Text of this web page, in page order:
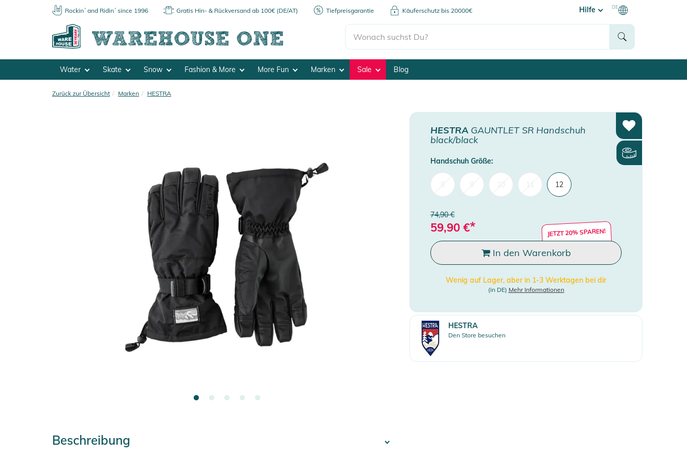
Rockin´ and Ridin´ since 1996 Gratis Hin- & Rückversand ab 100€ (DE/AT) Tiefpreisgarantie Käuferschutz bis 20000€ Hilfe DE
Water Skate Snow Fashion & More More Fun Marken Sale Blog
Zurück zur Übersicht Marken HESTRA
HESTRA GAUNTLET SR Handschuh
black/black
Handschuh Größe:
12
74,90 €
59,90 €* JETZT 20% SPAREN!
In den Warenkorb
Wenig auf Lager, aber in 1-3 Werktagen bei dir
(in DE) Mehr Informationen
HESTRA
Den Store besuchen
Beschreibung